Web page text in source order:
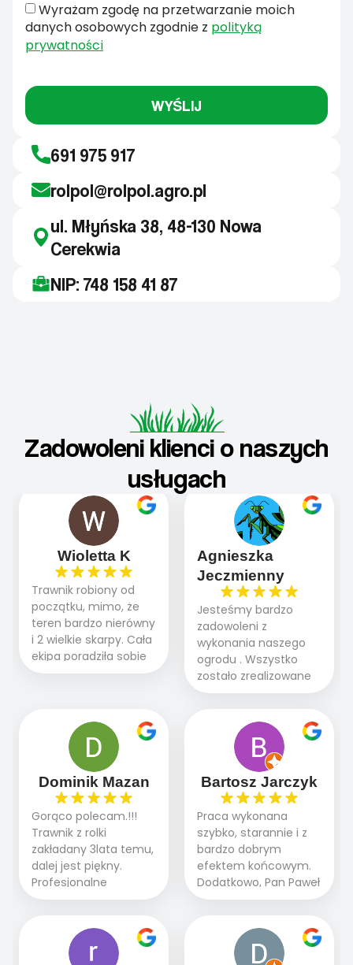
Wyrażam zgodę na przetwarzanie moich
danych osobowych zgodnie z polityką
prywatności
WYŚLIJ
691 975 917
rolpol@rolpol.agro.pl
ul. Młyńska 38, 48-130 Nowa
Cerekwia
NIP: 748 158 41 87
Zadowoleni klienci o naszych
usługach
Wioletta K
Trawnik robiony od
początku, mimo, że
teren bardzo nierówny
i 2 wielkie skarpy. Cała
ekipa poradziła sobie
WSPANIALE od
panowie wiedzą co
robią. Wszystko poszło
sprawnie i szybko.
Doradztwo w
pielęgnacji trawnika
teraz i na późniejszym
etapie jest dużym
plusem. Teraz razem
z dzieckiem i małym
pieskiem cieszymy się
pięknym trawnikiem :)
A trawa robi efekt
Agnieszka
Jeczmienny
Jesteśmy bardzo
zadowoleni z
wykonania naszego
ogrodu . Wszystko
zostało zrealizowane
fachowo, rzetelnie i
oczekiwaniami. Prace
przebiegały sprawnie
dzięki temu,że firma
działa kompleksowo :
ogrodnictwo,nawodnienie,
brukarstwo.Efekt
końcowy przerósł
nasze oczekiwania.
Polecamy tę firmę
wszystkim , którzy
marzą o pięknym
Dominik Mazan
Gorąco polecam.!!!
Trawnik z rolki
zakładany 3lata temu,
dalej jest piękny.
Profesjonalne
podejście do pracy,
2 zlecenia na rolkę.
Polecam.
Bartosz Jarczyk
Praca wykonana
szybko, starannie i z
bardzo dobrym
efektem końcowym.
Dodatkowo, Pan Paweł
chętnie udziela porad